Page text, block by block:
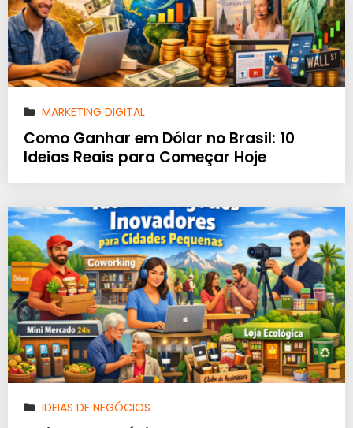
MARKETING DIGITAL
Como Ganhar em Dólar no Brasil: 10
Ideias Reais para Começar Hoje
IDEIAS DE NEGÓCIOS